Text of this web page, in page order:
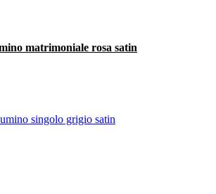
matrimoniale rosa satin